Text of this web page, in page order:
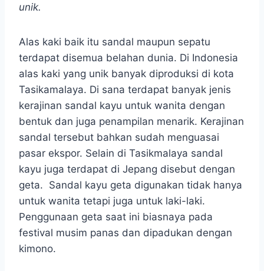
unik.
Alas kaki baik itu sandal maupun sepatu
terdapat disemua belahan dunia. Di Indonesia
alas kaki yang unik banyak diproduksi di kota
Tasikamalaya. Di sana terdapat banyak jenis
kerajinan sandal kayu untuk wanita dengan
bentuk dan juga penampilan menarik. Kerajinan
sandal tersebut bahkan sudah menguasai
pasar ekspor. Selain di Tasikmalaya sandal
kayu juga terdapat di Jepang disebut dengan
geta. Sandal kayu geta digunakan tidak hanya
untuk wanita tetapi juga untuk laki-laki.
Penggunaan geta saat ini biasnaya pada
festival musim panas dan dipadukan dengan
kimono.